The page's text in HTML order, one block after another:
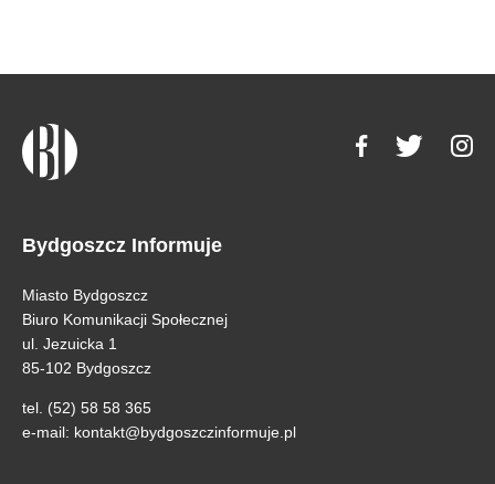
Bydgoszcz Informuje
Miasto Bydgoszcz
Biuro Komunikacji Społecznej
ul. Jezuicka 1
85-102 Bydgoszcz
tel. (52) 58 58 365
e-mail: kontakt@bydgoszczinformuje.pl